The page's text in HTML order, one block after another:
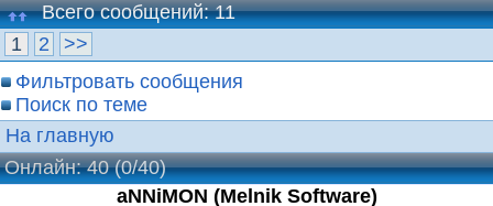
Всего сообщений: 11
1
2
>>
Фильтровать сообщения
Поиск по теме
На главную
Онлайн: 40(0/40)
aNNiMON (Melnik Software)